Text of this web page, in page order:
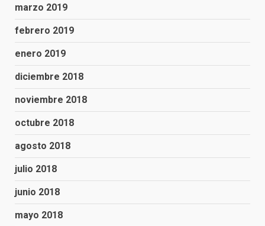
marzo 2019
febrero 2019
enero 2019
diciembre 2018
noviembre 2018
octubre 2018
agosto 2018
julio 2018
junio 2018
mayo 2018